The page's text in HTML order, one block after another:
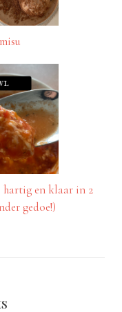
en klaar in 2
gedoe!)